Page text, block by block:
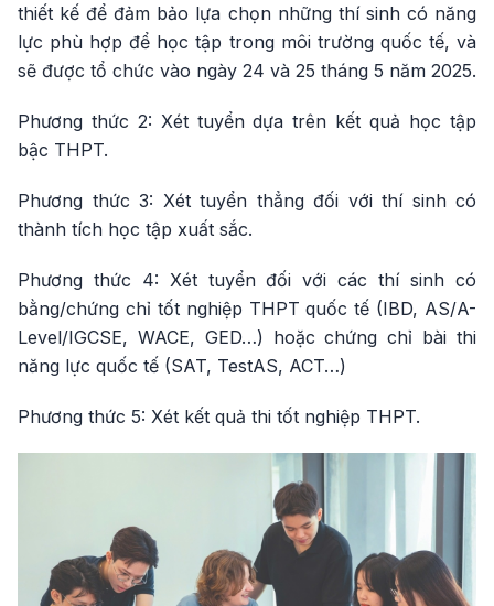
thiết kế để đảm bảo lựa chọn những thí sinh có năng
lực phù hợp để học tập trong môi trường quốc tế, và
sẽ được tổ chức vào ngày 24 và 25 tháng 5 năm 2025.
Phương thức 2: Xét tuyển dựa trên kết quả học tập
bậc THPT.
Phương thức 3: Xét tuyển thẳng đối với thí sinh có
thành tích học tập xuất sắc.
Phương thức 4: Xét tuyển đối với các thí sinh có
bằng/chứng chỉ tốt nghiệp THPT quốc tế (IBD, AS/A-
Level/IGCSE, WACE, GED…) hoặc chứng chỉ bài thi
năng lực quốc tế (SAT, TestAS, ACT…)
Phương thức 5: Xét kết quả thi tốt nghiệp THPT.